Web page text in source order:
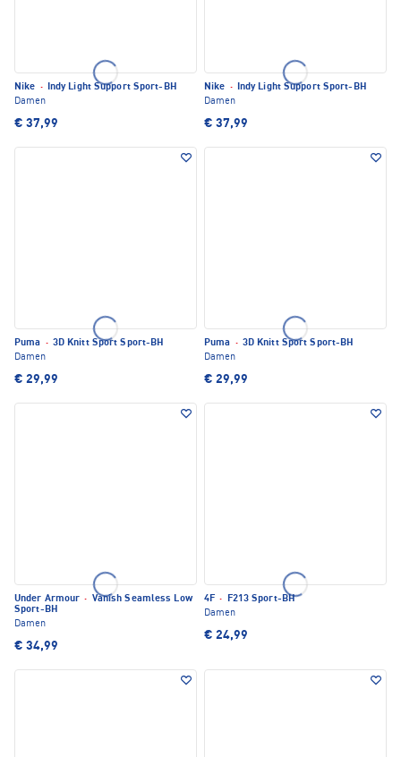
Nike · Indy Light Support Sport-BH
Damen
€ 37,99
Nike · Indy Light Support Sport-BH
Damen
€ 37,99
Puma · 3D Knitt Sport Sport-BH
Damen
€ 29,99
Puma · 3D Knitt Sport Sport-BH
Damen
€ 29,99
Under Armour · Vanish Seamless Low
Sport-BH
Damen
€ 34,99
4F ·
F213 Sport-BH
Damen
€ 24,99